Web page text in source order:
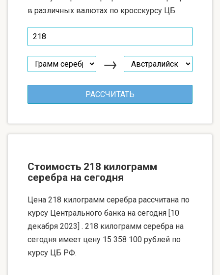
в различных валютах по кросскурсу ЦБ.
→
Стоимость 218 килограмм
серебра на сегодня
Цена 218 килограмм серебра рассчитана по
курсу Центрального банка на сегодня [10
декабря 2023] . 218 килограмм серебра на
сегодня имеет цену 15 358 100 рублей по
курсу ЦБ РФ.